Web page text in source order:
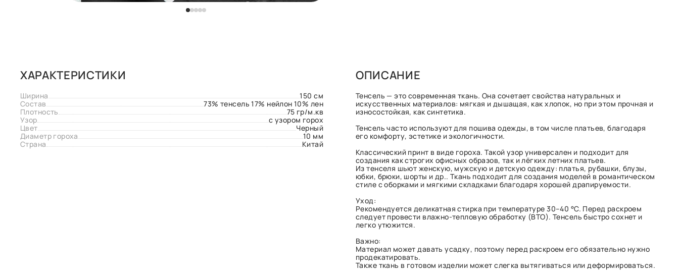
ХАРАКТЕРИСТИКИ
Ширина
150 см
Состав
73% тенсель 17% нейлон 10% лен
Плотность
75 гр/м.кв
Узор
с узором горох
Цвет
Черный
Диаметр гороха
10 мм
Страна
Китай
ОПИСАНИЕ
Тенсель — это современная ткань. Она сочетает свойства натуральных и
искусственных материалов: мягкая и дышащая, как хлопок, но при этом прочная и
износостойкая, как синтетика.
Тенсель часто используют для пошива одежды, в том числе платьев, благодаря
его комфорту, эстетике и экологичности.
Классический принт в виде гороха. Такой узор универсален и подходит для
создания как строгих офисных образов, так и лёгких летних платьев.
Из тенселя шьют женскую, мужскую и детскую одежду: платья, рубашки, блузы,
юбки, брюки, шорты и др.. Ткань подходит для создания моделей в романтическом
стиле с оборками и мягкими складками благодаря хорошей драпируемости.
Уход:
Рекомендуется деликатная стирка при температуре 30–40 °C. Перед раскроем
следует провести влажно-тепловую обработку (ВТО). Тенсель быстро сохнет и
легко утюжится.
Важно:
Материал может давать усадку, поэтому перед раскроем его обязательно нужно
продекатировать.
Также ткань в готовом изделии может слегка вытягиваться или деформироваться.